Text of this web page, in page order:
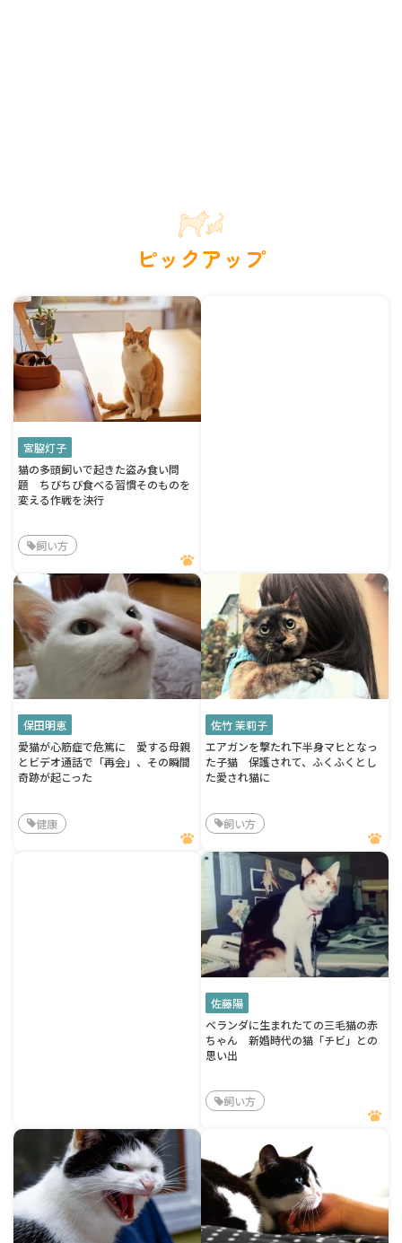
ピックアップ
宮脇灯子
猫の多頭飼いで起きた盗み食い問
題 ちびちび食べる習慣そのものを
変える作戦を決行
飼い方
保田明恵
愛猫が心筋症で危篤に 愛する母親
とビデオ通話で「再会」、その瞬間
奇跡が起こった
健康
佐竹 茉莉子
エアガンを撃たれ下半身マヒとなっ
た子猫 保護されて、ふくふくとし
た愛され猫に
飼い方
佐藤陽
ベランダに生まれたての三毛猫の赤
ちゃん 新婚時代の猫「チビ」との
思い出
飼い方